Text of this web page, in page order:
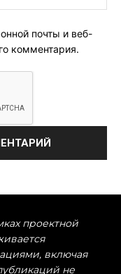
почты и веб-
комментария.
проектной
включая
не